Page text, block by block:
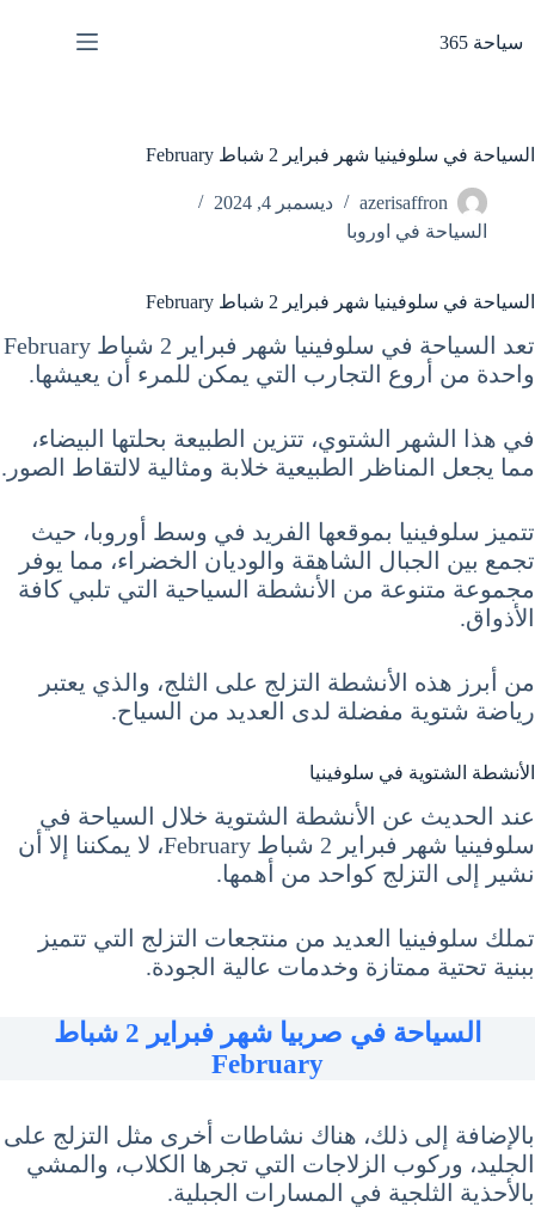
المحتوى
سياحة 365
السياحة في سلوفينيا شهر فبراير 2 شباط February
azerisaffron
ديسمبر 4, 2024
السياحة في اوروبا
السياحة في سلوفينيا شهر فبراير 2 شباط February
تعد السياحة في سلوفينيا شهر فبراير 2 شباط February
واحدة من أروع التجارب التي يمكن للمرء أن يعيشها.
في هذا الشهر الشتوي، تتزين الطبيعة بحلتها البيضاء،
مما يجعل المناظر الطبيعية خلابة ومثالية لالتقاط الصور.
تتميز سلوفينيا بموقعها الفريد في وسط أوروبا، حيث
تجمع بين الجبال الشاهقة والوديان الخضراء، مما يوفر
مجموعة متنوعة من الأنشطة السياحية التي تلبي كافة
الأذواق.
من أبرز هذه الأنشطة التزلج على الثلج، والذي يعتبر
رياضة شتوية مفضلة لدى العديد من السياح.
الأنشطة الشتوية في سلوفينيا
عند الحديث عن الأنشطة الشتوية خلال السياحة في
سلوفينيا شهر فبراير 2 شباط February، لا يمكننا إلا أن
نشير إلى التزلج كواحد من أهمها.
تملك سلوفينيا العديد من منتجعات التزلج التي تتميز
ببنية تحتية ممتازة وخدمات عالية الجودة.
السياحة في صربيا شهر فبراير 2 شباط
February
بالإضافة إلى ذلك، هناك نشاطات أخرى مثل التزلج على
الجليد، وركوب الزلاجات التي تجرها الكلاب، والمشي
بالأحذية الثلجية في المسارات الجبلية.